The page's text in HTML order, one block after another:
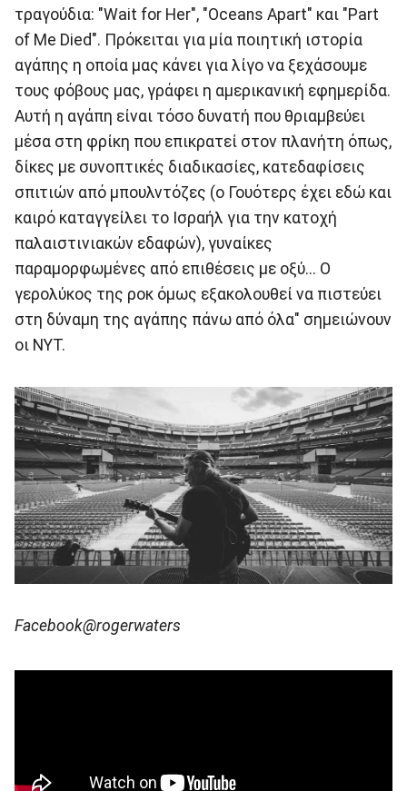
τραγούδια: "Wait for Her", "Oceans Apart" και "Part
of Me Died". Πρόκειται για μία ποιητική ιστορία
αγάπης η οποία μας κάνει για λίγο να ξεχάσουμε
τους φόβους μας, γράφει η αμερικανική εφημερίδα.
Αυτή η αγάπη είναι τόσο δυνατή που θριαμβεύει
μέσα στη φρίκη που επικρατεί στον πλανήτη όπως,
δίκες με συνοπτικές διαδικασίες, κατεδαφίσεις
σπιτιών από μπουλντόζες (ο Γουότερς έχει εδώ και
καιρό καταγγείλει το Ισραήλ για την κατοχή
παλαιστινιακών εδαφών), γυναίκες
παραμορφωμένες από επιθέσεις με οξύ... Ο
γερολύκος της ροκ όμως εξακολουθεί να πιστεύει
στη δύναμη της αγάπης πάνω από όλα" σημειώνουν
οι ΝΥΤ.
Facebook@rogerwaters